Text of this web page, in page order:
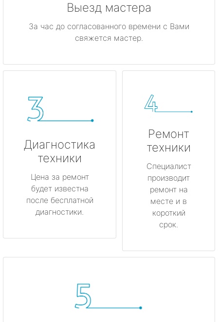
Выезд мастера
За час до согласованного времени с Вами
свяжется мастер.
Диагностика
техники
Цена за ремонт
будет известна
после бесплатной
диагностики.
Ремонт
техники
Специалист
производит
ремонт на
месте и в
короткий
срок.